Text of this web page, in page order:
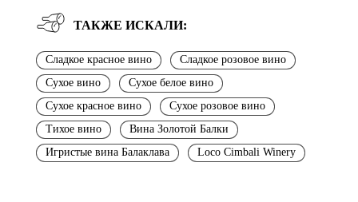
ТАКЖЕ ИСКАЛИ:
Сладкое красное вино
Сладкое розовое вино
Сухое вино
Сухое белое вино
Сухое красное вино
Сухое розовое вино
Тихое вино
Вина Золотой Балки
Игристые вина Балаклава
Loco Cimbali Winery